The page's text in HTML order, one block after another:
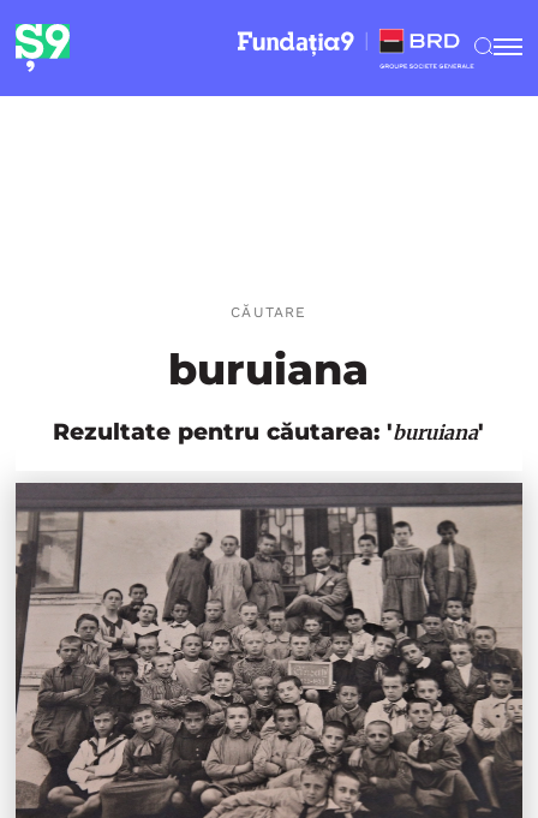
CĂUTARE
buruiana
Rezultate pentru căutarea: 'buruiana'